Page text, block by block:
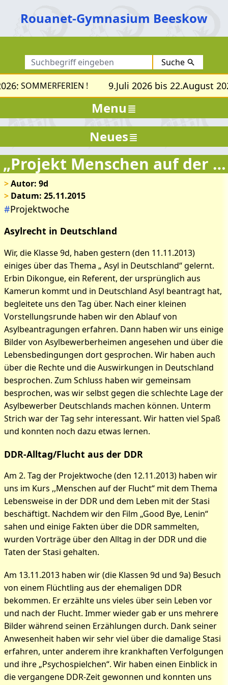
Rouanet-Gymnasium Beeskow
Suche
SOMMERFERIEN ! 9.Juli 2026 bis 22.August
Menu
„Projekt Menschen auf der Flucht“
>Autor: 9d
> Datum: 25.11.2015
#Projektwoche
Asylrecht in Deutschland
Wir, die Klasse 9d, haben gestern (den 11.11.2013)
einiges über das Thema „ Asyl in Deutschland“ gelernt.
Erbin Dikongue, ein Referent, der ursprünglich aus
Kamerun kommt und in Deutschland Asyl beantragt hat,
begleitete uns den Tag über. Nach einer kleinen
Vorstellungsrunde haben wir den Ablauf von
Asylbeantragungen erfahren. Dann haben wir uns einige
Bilder von Asylbewerberheimen angesehen und über die
Lebensbedingungen dort gesprochen. Wir haben auch
über die Rechte und die Auswirkungen in Deutschland
besprochen. Zum Schluss haben wir gemeinsam
besprochen, was wir selbst gegen die schlechte Lage der
Asylbewerber Deutschlands machen können. Unterm
Strich war der Tag sehr interessant. Wir hatten viel Spaß
und konnten noch dazu etwas lernen.
DDR-Alltag/Flucht aus der DDR
Am 2. Tag der Projektwoche (den 12.11.2013) haben wir
uns im Kurs ,,Menschen auf der Flucht“ mit dem Thema
Lebensweise in der DDR und dem Leben mit der Stasi
beschäftigt. Nachdem wir den Film „Good Bye, Lenin“
sahen und einige Fakten über die DDR sammelten,
wurden Vorträge über den Alltag in der DDR und die
Taten der Stasi gehalten.
Am 13.11.2013 haben wir (die Klassen 9d und 9a) Besuch
von einem Flüchtling aus der ehemaligen DDR
bekommen. Er erzählte uns vieles über sein Leben vor
und nach der Flucht. Immer wieder gab er uns mehrere
Bilder während seinen Erzählungen durch. Dank seiner
Anwesenheit haben wir sehr viel über die damalige Stasi
erfahren, unter anderem ihre krankhaften Verfolgungen
und ihre „Psychospielchen“. Wir haben einen Einblick in
die vergangene DDR-Zeit gewonnen und konnten uns
Neues